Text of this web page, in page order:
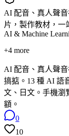
AI 配音、真人聲
片，製作教材，一
AI & Machine
+4 more
AI 配音、真人聲
搞掂。13 種 AI 語
文、日文。手機瀏
額。
0
10